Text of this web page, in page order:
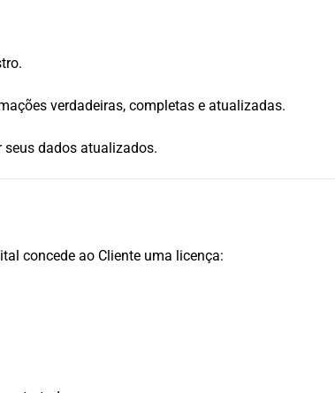
verdadeiras, completas e atualizadas.
seus dados atualizados.
concede ao Cliente uma licença: